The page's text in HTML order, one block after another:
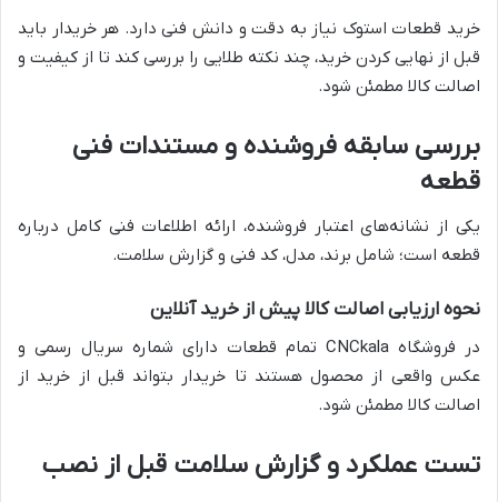
خرید قطعات استوک نیاز به دقت و دانش فنی دارد. هر خریدار باید
قبل از نهایی کردن خرید، چند نکته طلایی را بررسی کند تا از کیفیت و
اصالت کالا مطمئن شود.
بررسی سابقه فروشنده و مستندات فنی
قطعه
یکی از نشانه‌های اعتبار فروشنده، ارائه اطلاعات فنی کامل درباره
قطعه است؛ شامل برند، مدل، کد فنی و گزارش سلامت.
نحوه ارزیابی اصالت کالا پیش از خرید آنلاین
در فروشگاه CNCkala تمام قطعات دارای شماره سریال رسمی و
عکس واقعی از محصول هستند تا خریدار بتواند قبل از خرید از
اصالت کالا مطمئن شود.
تست عملکرد و گزارش سلامت قبل از نصب